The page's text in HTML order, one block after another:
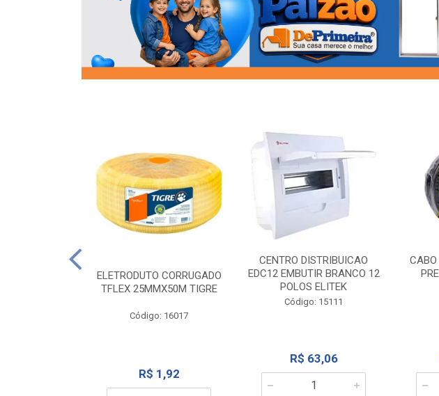
ELETRODUTO CORRUGADO
TFLEX 25MMX50M TIGRE
Código: 16017
R$ 1,92
CENTRO DISTRIBUICAO
EDC12 EMBUTIR BRANCO 12
POLOS ELITEK
Código: 15111
R$ 63,06
CABO